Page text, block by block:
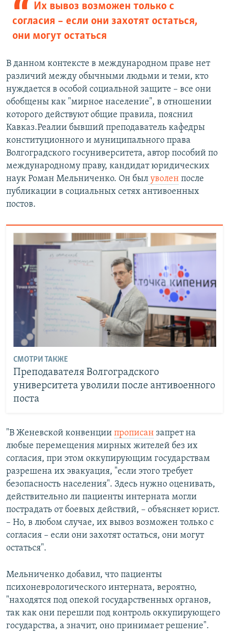
Их вывоз возможен только с
согласия – если они захотят остаться,
они могут остаться
В данном контексте в международном праве нет
различий между обычными людьми и теми, кто
нуждается в особой социальной защите – все они
обобщены как "мирное население", в отношении
которого действуют общие правила, пояснил
Кавказ.Реалии бывший преподаватель кафедры
конституционного и муниципального права
Волгоградского госуниверситета, автор пособий по
международному праву, кандидат юридических
наук Роман Мельниченко. Он был уволен после
публикации в социальных сетях антивоенных
постов.
СМОТРИ ТАКЖЕ
Преподавателя Волгоградского
университета уволили после антивоенного
поста
"В Женевской конвенции прописан запрет на
любые перемещения мирных жителей без их
согласия, при этом оккупирующим государствам
разрешена их эвакуация, "если этого требует
безопасность населения". Здесь нужно оценивать,
действительно ли пациенты интерната могли
пострадать от боевых действий, – объясняет юрист.
– Но, в любом случае, их вывоз возможен только с
согласия – если они захотят остаться, они могут
остаться".
Мельниченко добавил, что пациенты
психоневрологического интерната, вероятно,
"находятся под опекой государственных органов,
так как они перешли под контроль оккупирующего
государства, а значит, оно принимает решение".